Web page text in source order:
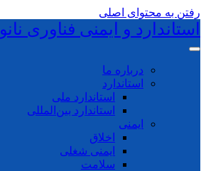
رفتن به محتوای اصلی
استاندارد و ایمنی فناوری نانو
درباره ما
استاندارد
استاندارد ملی
استاندارد بین‌المللی
ایمنی
اخلاق
ایمنی شغلی
سلامت